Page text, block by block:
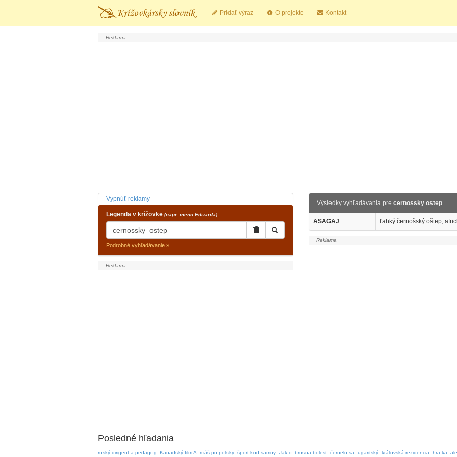
Pridať výraz O projekte Kontakt
Vypnúť reklamy
Legenda v krížovke (napr. meno Eduarda)
Podrobné vyhľadávanie »
Výsledky vyhľadávania pre cernossky ostep
ASAGAJ ľahký černošský oštep,
Posledné hľadania
ruský dirigent a pedagog Kanadský film A máš po poľsky šport kod samoy Jak o brusna bolest černelo sa ugaritský kráľovská rezidencia hra ka